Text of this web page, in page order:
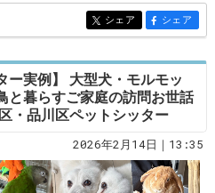
entry338
シェア entry338
シェア
ー実例】 大型犬・モルモッ
と暮らすご家庭の訪問お世話
・品川区ペットシッター
2026年2月14日｜13:35